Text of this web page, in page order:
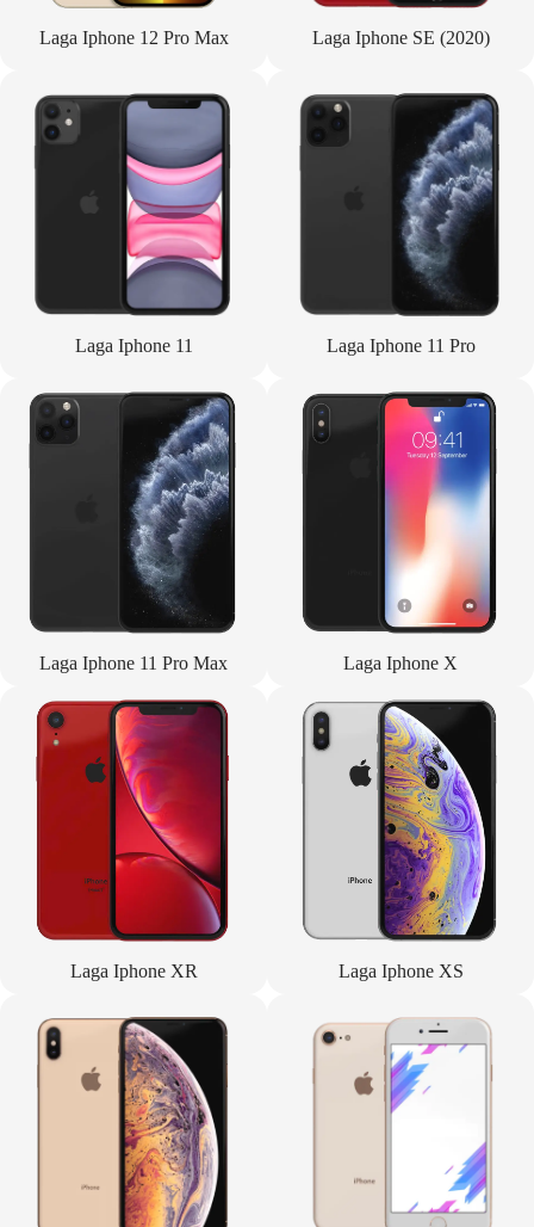
Laga Iphone 12 Pro Max Laga Iphone SE (2020)
Laga Iphone 11 Laga Iphone 11 Pro
Laga Iphone 11 Pro Max Laga Iphone X
Laga Iphone XR Laga Iphone XS